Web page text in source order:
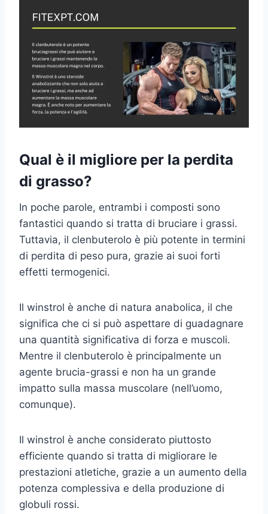
Qual è il migliore per la perdita
di grasso?
In poche parole, entrambi i composti sono
fantastici quando si tratta di bruciare i grassi.
Tuttavia, il clenbuterolo è più potente in termini
di perdita di peso pura, grazie ai suoi forti
effetti termogenici.
Il winstrol è anche di natura anabolica, il che
significa che ci si può aspettare di guadagnare
una quantità significativa di forza e muscoli.
Mentre il clenbuterolo è principalmente un
agente brucia-grassi e non ha un grande
impatto sulla massa muscolare (nell’uomo,
comunque).
Il winstrol è anche considerato piuttosto
efficiente quando si tratta di migliorare le
prestazioni atletiche, grazie a un aumento della
potenza complessiva e della produzione di
globuli rossi.